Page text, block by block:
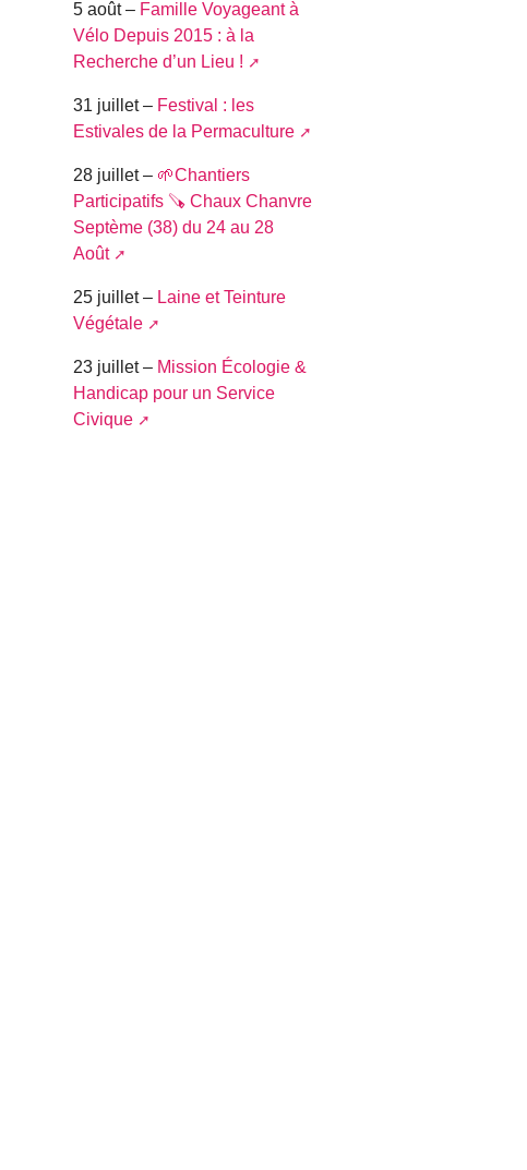
5 août – Famille Voyageant à
Vélo Depuis 2015 : à la
Recherche d’un Lieu !
31 juillet – Festival : les
Estivales de la Permaculture
28 juillet – 🌱Chantiers
Participatifs 🪚​ Chaux Chanvre
Septème (38) du 24 au 28
Août
25 juillet – Laine et Teinture
Végétale
23 juillet – Mission Écologie &
Handicap pour un Service
Civique